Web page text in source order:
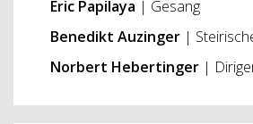
Eric Papilaya | Gesang
Benedikt Auzinger |
Norbert Hebertinger |